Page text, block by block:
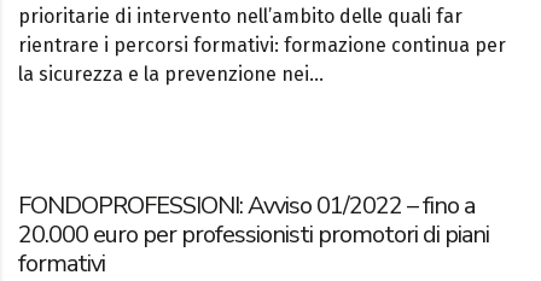
prioritarie di intervento nell’ambito delle quali far
rientrare i percorsi formativi: formazione continua per
la sicurezza e la prevenzione nei…
FONDOPROFESSIONI: Avviso 01/2022 – fino a
20.000 euro per professionisti promotori di piani
formativi